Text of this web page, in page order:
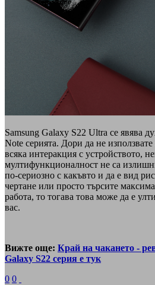
Samsung Galaxy S22 Ultra се явява
Note серията. Дори да не използвате
всяка интеракция с устройството,
мултифункционалност не са
по-сериозно с какъвто и да е вид
чертане или просто търсите
работа, то тогава това може да е
вас.
Вижте още: Край на чакането -
Galaxy S22 серия е тук
0 0